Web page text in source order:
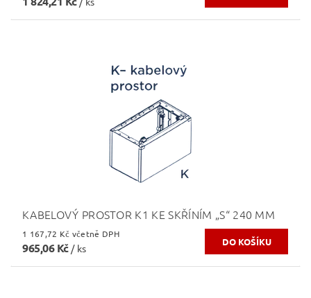
KABELOVÝ PROSTOR K1 KE SKŘÍNÍM „S“ 240 MM
1 167,72 Kč včetně DPH
965,06 Kč/ ks